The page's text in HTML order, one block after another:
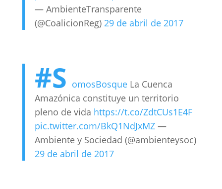
— AmbienteTransparente
(@CoalicionReg) 29 de abril de 2017
#S omosBosqueLa Cuenca
Amazónica constituye un territorio
pleno de vida https://t.co/ZdtCUs1E4F
pic.twitter.com/BkQ1NdJxMZ—
Ambiente y Sociedad (@ambienteysoc)
29 de abril de 2017